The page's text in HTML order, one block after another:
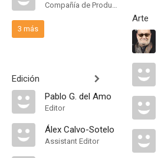
Compañía de Produccion
3 más
Edición
Pablo G. del Amo
Editor
Álex Calvo-Sotelo
Assistant Editor
Arte